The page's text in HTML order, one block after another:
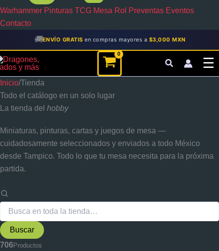
Warhammer Pinturas TCG Mesa Rol Preventas Eventos
Contacto
🚚ENVÍO GRATIS en compras mayores a $3,000 MXN
☰
Inicio/Tienda
Todo el catálogo en un solo lugar
La tienda del hobby
Miniaturas, pinturas, cartas y juegos de mesa —
cuidadosamente seleccionados y enviados a todo México
desde Tampico. Todo lo que tu mesa necesita para la próxima
partida.
Buscar
706Productos